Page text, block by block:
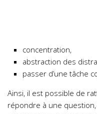
concentration,
abstraction des
passer d’une tâche
Ainsi, il est possible de
répondre à une